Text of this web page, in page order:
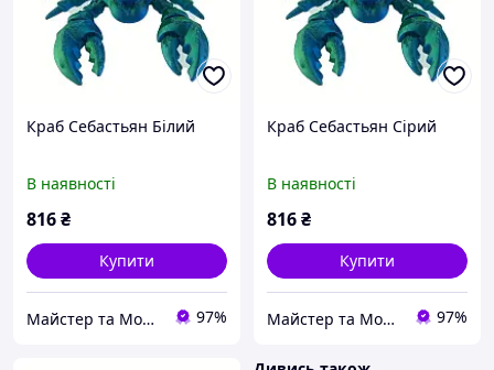
Краб Себастьян Білий
В наявності
816₴
Купити
Майстер та Модниця 97%
Краб Себастьян Сірий
В наявності
816₴
Купити
Майстер та Модниця 97%